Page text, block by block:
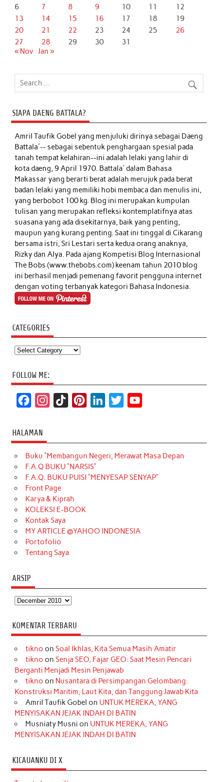
6 7 8 9 10 11
12
13
14 15 16 17 18
19
20
21 22 23 24 25
26
27
28 29 30
31
« Nov Jan »
SIAPA DAENG BATTALA?
Amril Taufik Gobelyang menjuluki dirinya sebagai Daeng
Battala'-- sebagai sebentuk penghargaan spesial pada
tanah tempat kelahiran--ini adalah lelaki yang lahir di
kota daeng, 9 April 1970. Battala' dalam Bahasa
Makassar yang berarti berat adalah merujuk pada berat
badan lelaki yang memiliki hobi membaca dan menulis ini,
yang berbobot 100 kg. Blog ini merupakan kumpulan
tulisan yang merupakan refleksi kontemplatifnya atas
suasana yang ada disekitarnya, baik yang penting,
maupun yang kurang penting. Saat ini tinggal di Cikarang
bersama istri, Sri Lestari serta kedua orang anaknya,
Rizky dan Alya. Pada ajang Kompetisi Blog Internasional
The Bobs (www.thebobs.com) keenam tahun 2010 blog
ini berhasil menjadi pemenang favorit pengguna internet
dengan voting terbanyak kategori Bahasa Indonesia.
CATEGORIES
Categories
FOLLOW ME:
c
e
b
o
o
k
t
a
g
r
a
m
T
o
k
t
e
r
k
e
d
t
t
e
T
u
b
HALAMAN
Buku “Membangun Negeri, Merawat Masa Depan
F.A.Q BUKU “NARSIS”
F.A.Q. BUKU PUISI “MENYESAP SENYAP”
Front Page
Karya & Kiprah
KOLEKSI E-BOOK
Kontak Saya
MY ARTICLE @YAHOO INDONESIA
Portofolio
Tentang Saya
ARSIP
Arsip
KOMENTAR TERBARU
tikno on Soal Ikhlas, Kita Semua Masih Amatir
tikno on Senja SEO, Fajar GEO: Saat Mesin Pencari
Berganti Menjadi Mesin Penjawab
tikno on Nusantara di Persimpangan Gelombang:
Konstruksi Maritim, Laut Kita, dan Tanggung Jawab Kita
Amril Taufik Gobel on UNTUK MEREKA, YANG
MENYISAKAN JEJAK INDAH DI BATIN
Musniaty Musni on UNTUK MEREKA, YANG
MENYISAKAN JEJAK INDAH DI BATIN
KICAUANKU DI X